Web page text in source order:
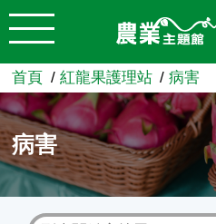
跳到主要內容
農業知識入口網
首頁 紅龍果護理站 病害
病害